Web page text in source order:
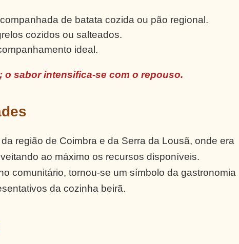
de batata cozida ou pão regional.
cozidos ou salteados.
ideal.
sabor intensifica-se com o repouso.
região de Coimbra e da Serra da Lousã, onde era
ao máximo os recursos disponíveis.
comunitário, tornou-se um símbolo da gastronomia
da cozinha beirã.